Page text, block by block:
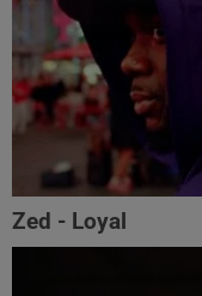
Zed - Loyal